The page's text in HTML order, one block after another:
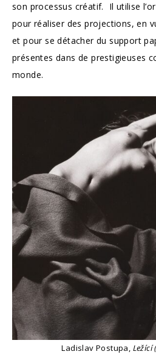
son processus créatif. Il utilise
pour réaliser des projections, en
et pour se détacher du support
présentes dans de prestigieuses
monde.
Ladislav Postupa, Ležící